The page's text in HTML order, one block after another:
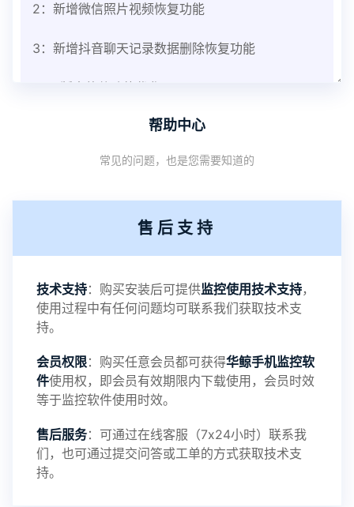
2：新增微信照片视频恢复功能
3：新增抖音聊天记录数据删除恢复功能
1：优化监控终端从当前监控界面切换其他被控端手
机设备响应慢问题
4：优化离线云储存服务器相册照片文件夹路径问题
5：优化关闭监控后离线设置云储存对方微信聊天记
录文件改为自定义文件名称
提示：
提示1：为避免异常风险情况，传输对方手机数据文
件至本地请先切换代理网络
帮助中心
常见的问题，也是您需要知道的
售后支持
技术支持：购买安装后可提供监控使用技术支持，
使用过程中有任何问题均可联系我们获取技术支
持。
会员权限：购买任意会员都可获得华鲸手机监控软
件使用权，即会员有效期限内下载使用，会员时效
等于监控软件使用时效。
售后服务：可通过在线客服（7x24小时）联系我
们，也可通过提交问答或工单的方式获取技术支
持。